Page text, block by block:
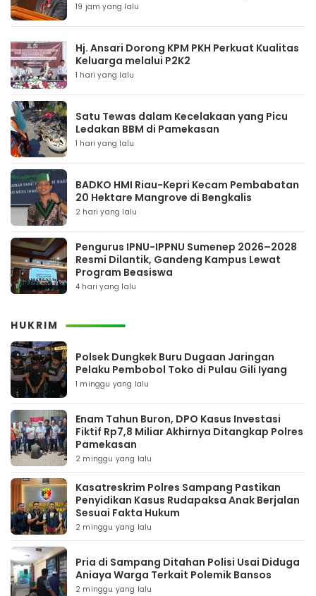
19 jam yang lalu
Hj. Ansari Dorong KPM PKH Perkuat Kualitas
Keluarga melalui P2K2
1 hari yang lalu
Satu Tewas dalam Kecelakaan yang Picu
Ledakan BBM di Pamekasan
1 hari yang lalu
BADKO HMI Riau-Kepri Kecam Pembabatan
20 Hektare Mangrove di Bengkalis
2 hari yang lalu
Pengurus IPNU-IPPNU Sumenep 2026–2028
Resmi Dilantik, Gandeng Kampus Lewat
Program Beasiswa
4 hari yang lalu
HUKRIM
Polsek Dungkek Buru Dugaan Jaringan
Pelaku Pembobol Toko di Pulau Gili Iyang
1 minggu yang lalu
Enam Tahun Buron, DPO Kasus Investasi
Fiktif Rp7,8 Miliar Akhirnya Ditangkap Polres
Pamekasan
2 minggu yang lalu
Kasatreskrim Polres Sampang Pastikan
Penyidikan Kasus Rudapaksa Anak Berjalan
Sesuai Fakta Hukum
2 minggu yang lalu
Pria di Sampang Ditahan Polisi Usai Diduga
Aniaya Warga Terkait Polemik Bansos
2 minggu yang lalu